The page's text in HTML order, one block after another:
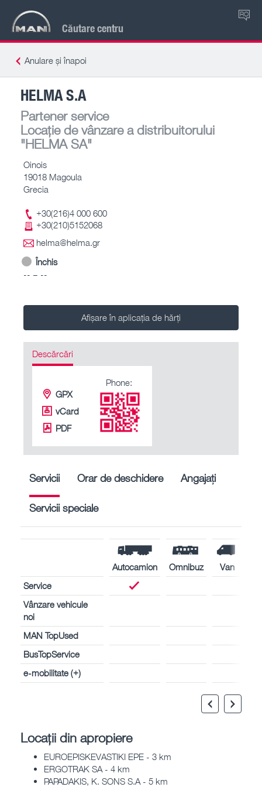
Căutare centru
RO
Anulare și înapoi
HELMA S.A
Partener service
Locație de vânzare a distribuitorului
"HELMA SA"
Oinois
19018 Magoula
Grecia
+30(216)4 000 600
+30(210)5152068
helma@helma.gr
Închis
-- – --
Afișare în aplicația de hărți
Descărcări
GPX
vCard
PDF
Phone:
Servicii Orar de deschidere Angajați
Servicii speciale
Autocamion Omnibuz
Van
Service
Vânzare vehicule
noi
MAN TopUsed
BusTopService
e-mobilitate (+)
Locații din apropiere
EUROEPISKEVASTIKI EPE - 3 km
ERGOTRAK SA - 4 km
PAPADAKIS, K. SONS S.A - 5 km